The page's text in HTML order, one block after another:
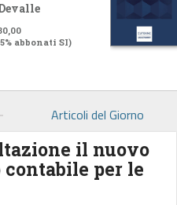
abbonati SI)
Articoli del Giorno
il nuovo
per le